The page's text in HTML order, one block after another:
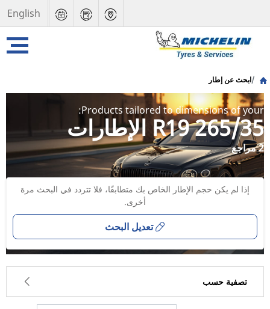
English
ابحث عن إطار
Products tailored to dimensions of your:
265/35 R19 الإطارات
2 مراجع
إذا لم يكن حجم الإطار الخاص بك متطابقًا، فلا تتردد في البحث مرة
أخرى.
تعديل البحث
تصفية حسب